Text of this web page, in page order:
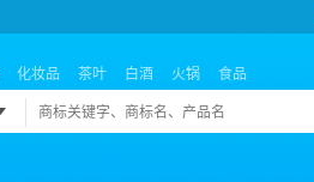
化妆品 茶叶 白酒 火锅
食品